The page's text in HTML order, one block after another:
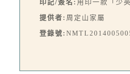
印記/簽名: 用印一款「少英
提供者: 周定山家屬
登錄號: